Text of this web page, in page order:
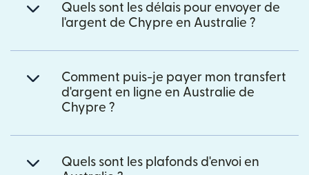
Quels sont les délais pour envoyer de
l'argent de Chypre en Australie ?
Comment puis-je payer mon transfert
d'argent en ligne en Australie de
Chypre ?
Quels sont les plafonds d'envoi en